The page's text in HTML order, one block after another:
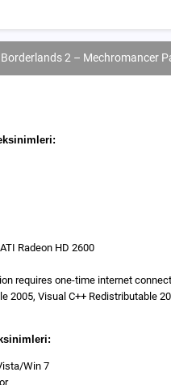
Borderlands 2 – Mechromancer
Radeon HD 2600
requires one-time internet
2005, Visual C++ Redistributable
Win 7